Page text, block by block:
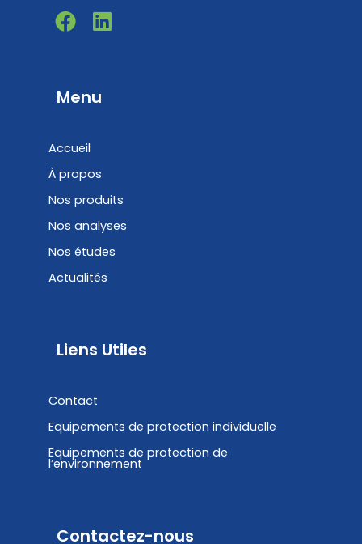
F
a
b
o
L
i
e
Menu
Accueil
À propos
Nos produits
Nos analyses
Nos études
Actualités
Liens Utiles
Contact
Equipements de protection individuelle
Equipements de protection de
l’environnement
Contactez-nous